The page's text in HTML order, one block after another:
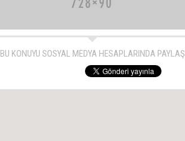
BU KONUYU SOSYAL MEDYA HESAPLARINDA PAYLAŞ